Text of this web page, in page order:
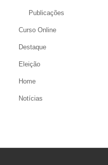
Publicações
Curso Online
Destaque
Eleição
Home
Notícias